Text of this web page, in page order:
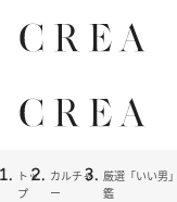
トッ
プ
カルチャ
ー
厳選「いい男
鑑